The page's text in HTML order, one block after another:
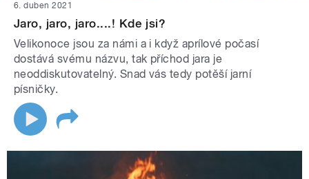
6. duben 2021
Jaro, jaro, jaro....! Kde jsi?
Velikonoce jsou za námi a i když aprílové počasí
dostává svému názvu, tak příchod jara je
neoddiskutovatelný. Snad vás tedy potěší jarní
písničky.